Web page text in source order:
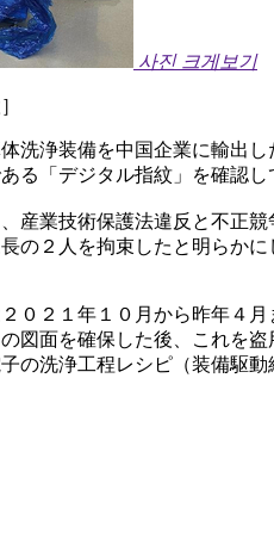
사진 크게보기
洗浄装備を中国企業に輸出
「デジタル指紋」を確認し
産業技術保護法違反と不正
の２人を拘束したと明らか
０２１年１０月から昨年４
図面を確保した後、これを
の洗浄工程レシピ（装備駆